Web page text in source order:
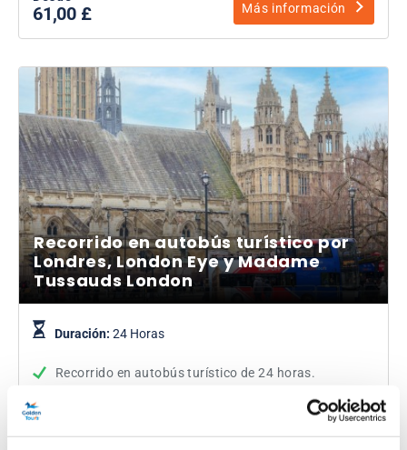
61,00 £ Más información
Recorrido en autobús turístico por
Londres, London Eye y Madame
Tussauds London
Duración: 24 Horas
Recorrido en autobús turístico de 24 horas.
Explora los lugares más famosos de la ciudad.